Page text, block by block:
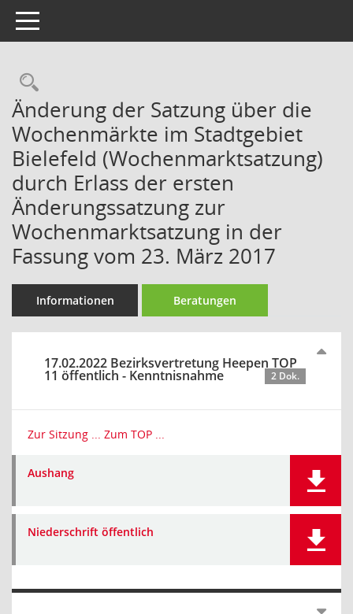
Toggle navigation
Rechercheauswahl
Änderung der Satzung über die
Wochenmärkte im Stadtgebiet
Bielefeld (Wochenmarktsatzung)
durch Erlass der ersten
Änderungssatzung zur
Wochenmarktsatzung in der
Fassung vom 23. März 2017
Informationen Beratungen
17.02.2022 Bezirksvertretung Heepen TOP
11 öffentlich - Kenntnisnahme 2 Dok.
Zur Sitzung ... Zum TOP ...
Aushang
Niederschrift öffentlich